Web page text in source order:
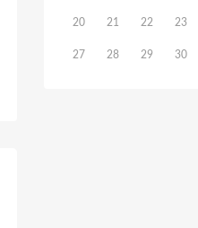
20 21 22 23
27 28 29 30